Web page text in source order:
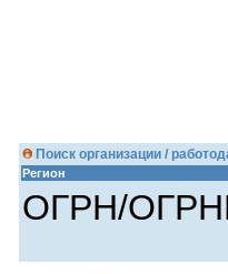
Поиск организации /
Регион
ОГРН/